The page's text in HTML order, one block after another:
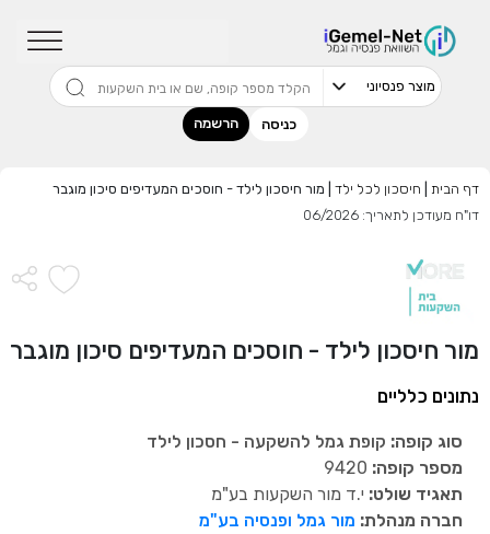
כניסה הרשמה
דף הבית חיסכון לכל ילד
מור חיסכון לילד - חוסכים המעדיפים סיכון מוגבר
דו"ח מעודכן לתאריך: 06/2026
מור חיסכון לילד - חוסכים המעדיפים סיכון מוגבר
נתונים כלליים
סוג קופה: קופת גמל להשקעה - חסכון לילד
מספר קופה:
תאגיד שולט: י.ד מור השקעות בע"מ
חברה מנהלת: מור גמל ופנסיה בע"מ
שדרגו למסלול המוביל בתשואה בליווי
מתכנן פיננסי (ללא עלות), השאירו פרטים:
אני מאשר שקראתי ומסכים לתנאי השימוש והפרטיות ,וכי
או מצדדים שלישיים.